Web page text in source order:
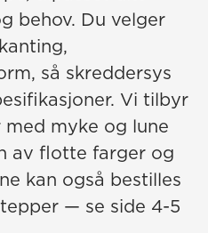
behov. Du velger
så skreddersys
Vi tilbyr
med myke og lune
av flotte farger og
kan også bestilles
— se side 4-5